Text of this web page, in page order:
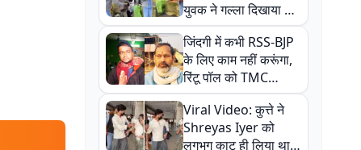
युवक ने गल्ला दिखाया तो
नौकरी वालों के खड़े हो गए
कान
जिंदगी में कभी RSS-BJP
के लिए काम नहीं करूंगा,
रिंटू पॉल को TMC
ऑफिस में ले जाकर पीटा,
Video वायरल
Viral Video: कुत्ते ने
Shreyas Iyer को
लगभग काट ही लिया था,